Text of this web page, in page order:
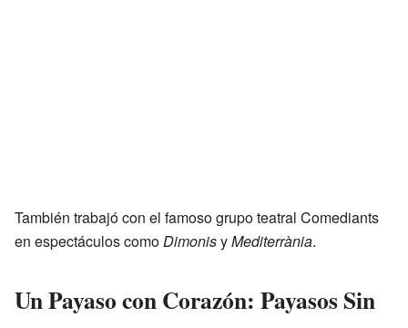
También trabajó con el famoso grupo teatral Comediants
en espectáculos comoDimonisyMediterrània.
Un Payaso con Corazón: Payasos Sin